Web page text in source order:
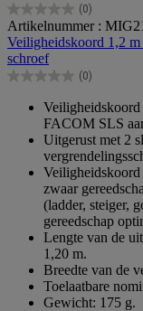
(0)
0.0
van
de
5
sterren.
Artikelnummer :
Veiligheidskoord 1,2
schroef
(0)
0.0
sterren.
Veiligheidskoord
FACOM SLS
Uitgerust met 2
Veiligheidskoord
zwaar
(ladder, steiger,
gereedschap
Lengte van de
1,20 m.
Breedte van de
Toelaatbare
Gewicht: 175 g.